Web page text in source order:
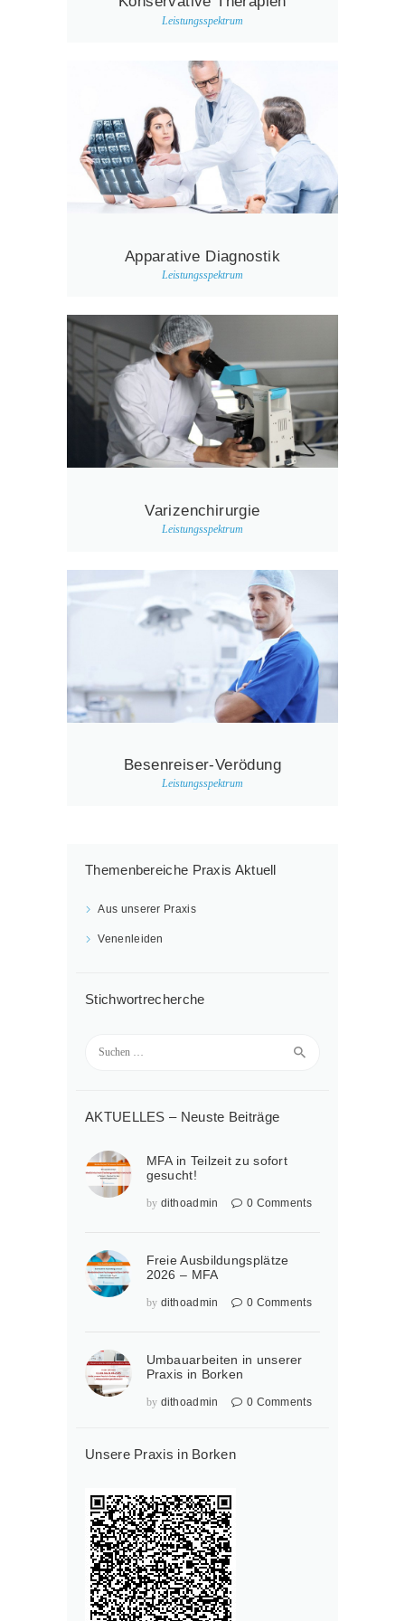
Leistungsspektrum
Apparative Diagnostik
Leistungsspektrum
Varizenchirurgie
Leistungsspektrum
Besenreiser-Verödung
Leistungsspektrum
Themenbereiche Praxis Aktuell
Aus unserer Praxis
Venenleiden
Stichwortrecherche
nach:
AKTUELLES – Neuste Beiträge
MFA in Teilzeit zu sofort
gesucht!
by dithoadmin 0 Comments
Freie Ausbildungsplätze
2026 – MFA
by dithoadmin 0 Comments
Umbauarbeiten in unserer
Praxis in Borken
by dithoadmin 0 Comments
Unsere Praxis in Borken